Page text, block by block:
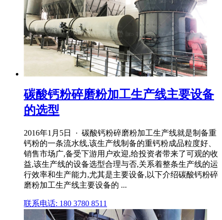
碳酸钙粉碎磨粉加工生产线主要设备
的选型
2016年1月5日 · 碳酸钙粉碎磨粉加工生产线就是制备重
钙粉的一条流水线,该生产线制备的重钙粉成品粒度好、
销售市场广,备受下游用户欢迎,给投资者带来了可观的收
益,该生产线的设备选型合理与否,关系着整条生产线的运
行效率和生产能力,尤其是主要设备,以下介绍碳酸钙粉碎
磨粉加工生产线主要设备的 ...
联系电话: 180 3780 8511